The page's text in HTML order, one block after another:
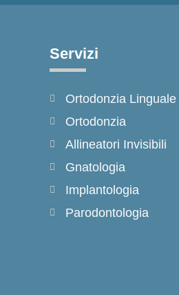
Servizi
Ortodonzia Linguale
Ortodonzia
Allineatori Invisibili
Gnatologia
Implantologia
Parodontologia